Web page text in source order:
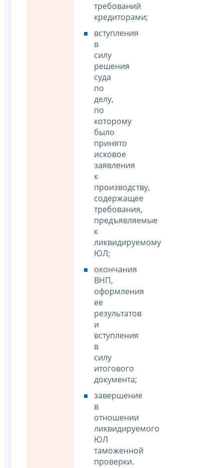
требований
кредиторами;
вступления
в
силу
решения
суда
по
делу,
по
которому
было
принято
исковое
заявления
к
производству,
содержащее
требования,
предъявляемые
к
ликвидируемому
ЮЛ;
окончания
ВНП,
оформления
ее
результатов
и
вступления
в
силу
итогового
документа;
завершение
в
отношении
ликвидируемого
ЮЛ
таможенной
проверки.